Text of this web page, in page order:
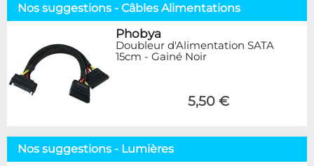
Nos suggestions - Câbles Alimentations
Phobya
Doubleur d'Alimentation SATA
15cm - Gainé Noir
5,50 €
Nos suggestions - Lumières